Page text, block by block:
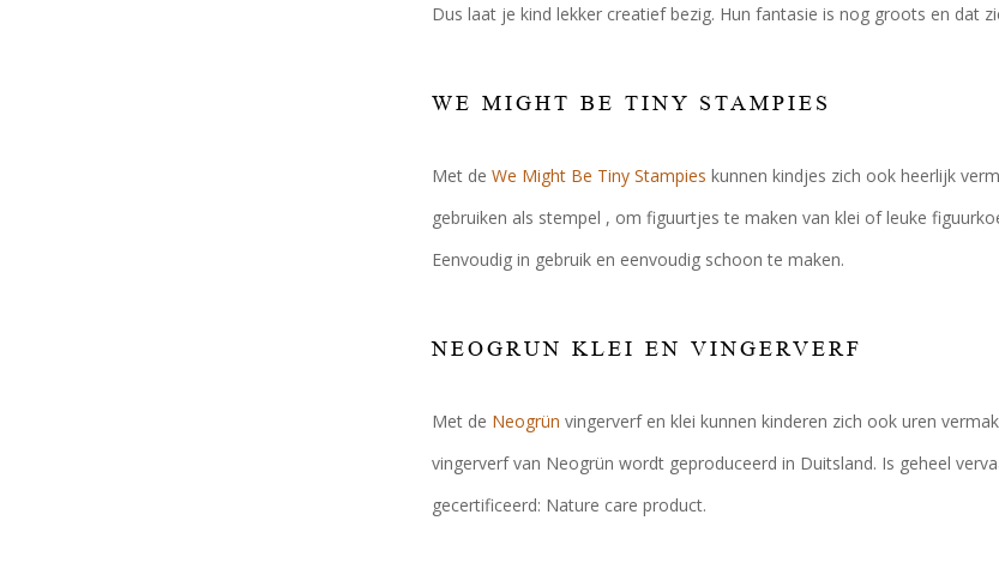
Dus laat je kind lekker creatief bezig. Hun fantasie is nog groots en dat
WE MIGHT BE TINY STAMPIES
Met de We Might Be Tiny Stampies kunnen kindjes zich ook heerlijk
gebruiken als stempel , om figuurtjes te maken van klei of leuke
Eenvoudig in gebruik en eenvoudig schoon te maken.
NEOGRUN KLEI EN VINGERVERF
Met de Neogrün vingerverf en klei kunnen kinderen zich ook uren
vingerverf van Neogrün wordt geproduceerd in Duitsland. Is geheel
gecertificeerd: Nature care product.